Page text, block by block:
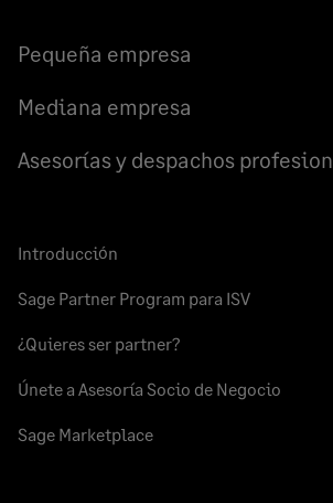
Pequeña empresa
Mediana empresa
Asesorías y despachos
Introducción
Sage Partner Program para ISV
¿Quieres ser partner?
Únete a Asesoría Socio de Negocio
Sage Marketplace